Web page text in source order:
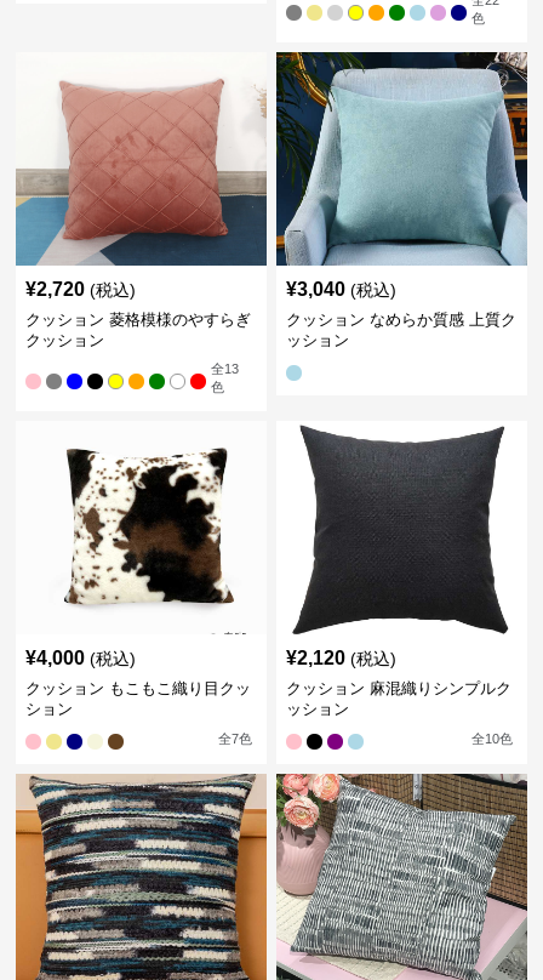
色
¥2,720 (税込)
クッション 菱格模様のやすらぎ
クッション
全13
色
¥3,040 (税込)
クッション なめらか質感 上質ク
ッション
¥4,000 (税込)
クッション もこもこ織り目クッ
ション
全7色
¥2,120 (税込)
クッション 麻混織りシンプルク
ッション
全10色